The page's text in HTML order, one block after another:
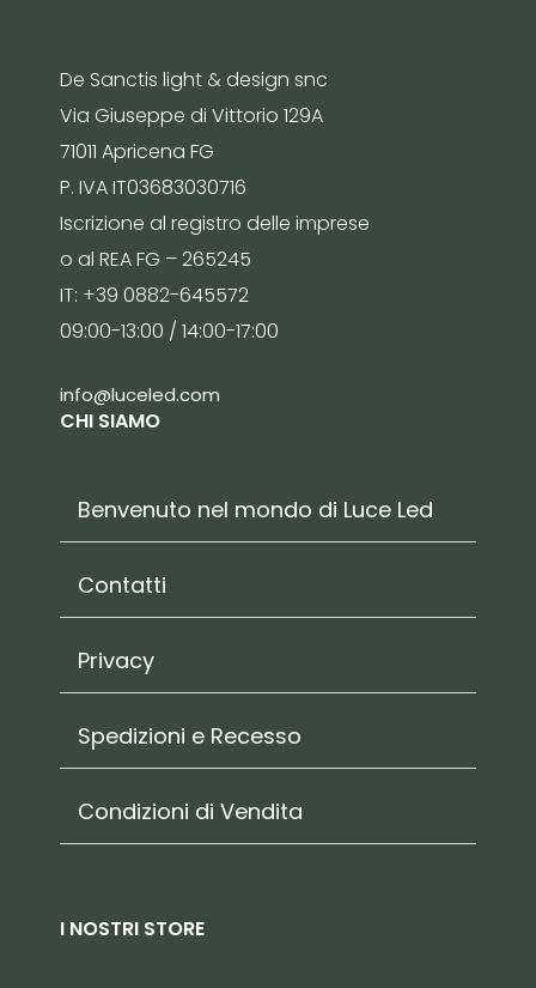
De Sanctis light & design snc
Via Giuseppe di Vittorio 129A
71011 Apricena FG
P. IVA IT03683030716
Iscrizione al registro delle imprese
o al REA FG – 265245
IT: +39 0882-645572
09:00-13:00 / 14:00-17:00
info@luceled.com
CHI SIAMO
Benvenuto nel mondo di Luce Led
Contatti
Privacy
Spedizioni e Recesso
Condizioni di Vendita
I NOSTRI STORE